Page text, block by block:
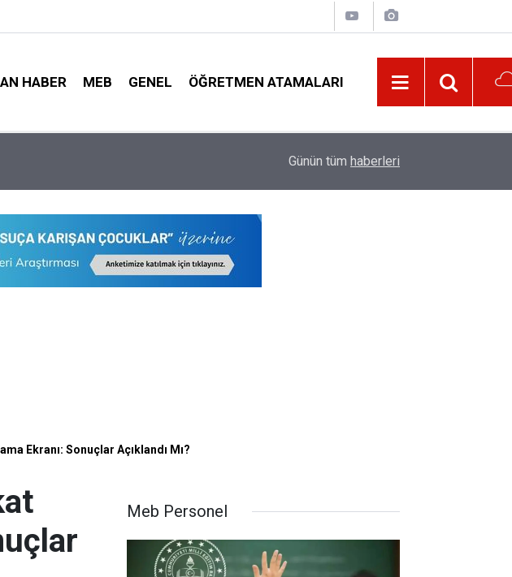
HABER MEB GENEL ÖĞRETMEN ATAMALARI
Anlaşması Öğrenci Affından Kimler Yararlanacak, Kimler
Günün tüm haberleri
Ekranı: Sonuçlar Açıklandı Mı?
Meb Personel